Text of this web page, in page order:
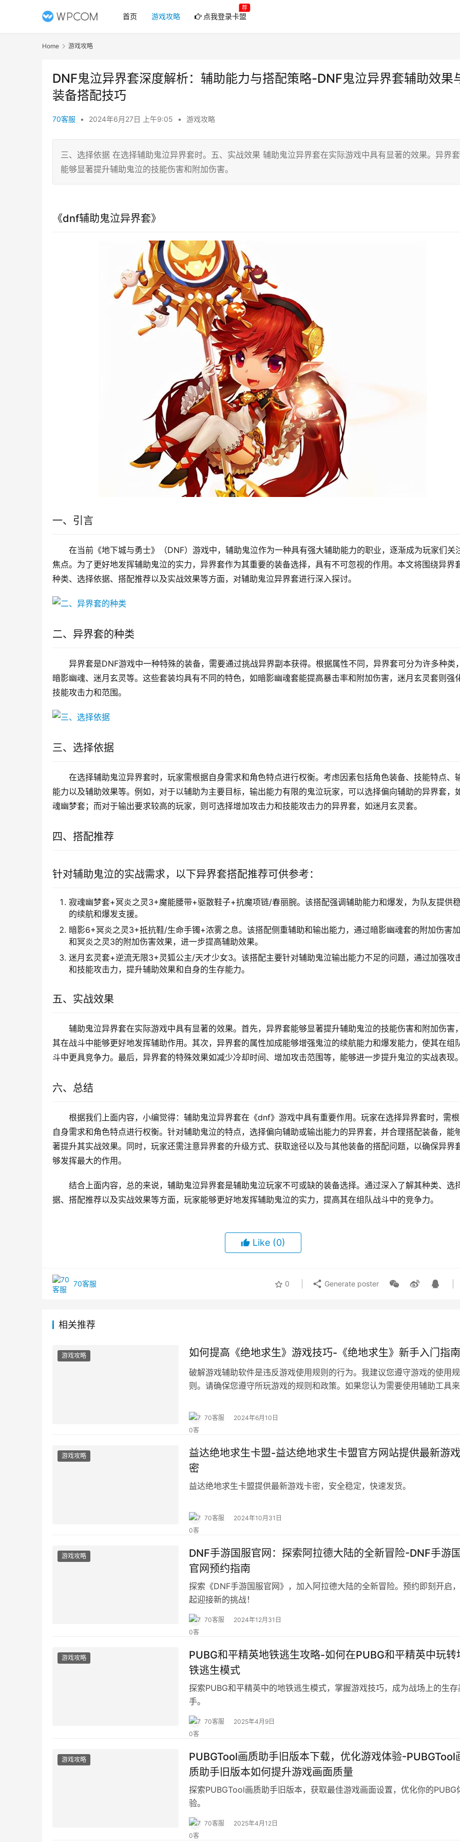
首页 游戏攻略 点我登录卡盟
荐
Home 游戏攻略
DNF鬼泣异界套深度解析：辅助能力与搭配策略-DNF鬼泣异界套辅助效果
装备搭配技巧
70客服 • 2024年6月27日 上午9:05 • 游戏攻略
三、选择依据 在选择辅助鬼泣异界套时。五、实战效果 辅助鬼泣异界套在实际游戏中具有显著的效果。异界套
能够显著提升辅助鬼泣的技能伤害和附加伤害。
《dnf辅助鬼泣异界套》
一、引言
在当前《地下城与勇士》（DNF）游戏中，辅助鬼泣作为一种具有强大辅助能力的职业，逐渐成为玩家们关
焦点。为了更好地发挥辅助鬼泣的实力，异界套作为其重要的装备选择，具有不可忽视的作用。本文将围绕异界
种类、选择依据、搭配推荐以及实战效果等方面，对辅助鬼泣异界套进行深入探讨。
二、异界套的种类
异界套是DNF游戏中一种特殊的装备，需要通过挑战异界副本获得。根据属性不同，异界套可分为许多种类
暗影幽魂、迷月玄灵等。这些套装均具有不同的特色，如暗影幽魂套能提高暴击率和附加伤害，迷月玄灵套则强
技能攻击力和范围。
三、选择依据
在选择辅助鬼泣异界套时，玩家需根据自身需求和角色特点进行权衡。考虑因素包括角色装备、技能特点、
能力以及辅助效果等。例如，对于以辅助为主要目标，输出能力有限的鬼泣玩家，可以选择偏向辅助的异界套，
魂幽梦套；而对于输出要求较高的玩家，则可选择增加攻击力和技能攻击力的异界套，如迷月玄灵套。
四、搭配推荐
针对辅助鬼泣的实战需求，以下异界套搭配推荐可供参考：
寂魂幽梦套+冥炎之灵3+魔能腰带+驱散鞋子+抗魔项链/春丽腕。该搭配强调辅助能力和爆发，为队友提供
的续航和爆发支援。
暗影6+冥炎之灵3+抵抗鞋/生命手镯+浓雾之息。该搭配侧重辅助和输出能力，通过暗影幽魂套的附加伤害
和冥炎之灵3的附加伤害效果，进一步提高辅助效果。
迷月玄灵套+逆流无限3+灵狐公主/天才少女3。该搭配主要针对辅助鬼泣输出能力不足的问题，通过加强攻
和技能攻击力，提升辅助效果和自身的生存能力。
五、实战效果
辅助鬼泣异界套在实际游戏中具有显著的效果。首先，异界套能够显著提升辅助鬼泣的技能伤害和附加伤害
其在战斗中能够更好地发挥辅助作用。其次，异界套的属性加成能够增强鬼泣的续航能力和爆发能力，使其在组
斗中更具竞争力。最后，异界套的特殊效果如减少冷却时间、增加攻击范围等，能够进一步提升鬼泣的实战表现
六、总结
根据我们上面内容，小编觉得：辅助鬼泣异界套在《dnf》游戏中具有重要作用。玩家在选择异界套时，需
自身需求和角色特点进行权衡。针对辅助鬼泣的特点，选择偏向辅助或输出能力的异界套，并合理搭配装备，能
著提升其实战效果。同时，玩家还需注意异界套的升级方式、获取途径以及与其他装备的搭配问题，以确保异界
够发挥最大的作用。
结合上面内容，总的来说，辅助鬼泣异界套是辅助鬼泣玩家不可或缺的装备选择。通过深入了解其种类、选
据、搭配推荐以及实战效果等方面，玩家能够更好地发挥辅助鬼泣的实力，提高其在组队战斗中的竞争力。
Like (0)
70客服 0 Generate poster
相关推荐
游戏攻略 如何提高《绝地求生》游戏技巧-《绝地求生》新手入门指南
破解游戏辅助软件是违反游戏使用规则的行为。我建议您遵守游戏的使用规
则。请确保您遵守所玩游戏的规则和政策。如果您认为需要使用辅助工具
70客服 2024年6月10日
游戏攻略
益达绝地求生卡盟-益达绝地求生卡盟官方网站提供最新游
密
益达绝地求生卡盟提供最新游戏卡密，安全稳定，快速发货。
70客服 2024年10月31日
游戏攻略
DNF手游国服官网：探索阿拉德大陆的全新冒险-DNF手游
官网预约指南
探索《DNF手游国服官网》，加入阿拉德大陆的全新冒险。预约即刻开启
起迎接新的挑战！
70客服 2024年12月31日
游戏攻略
PUBG和平精英地铁逃生攻略-如何在PUBG和平精英中玩转
铁逃生模式
探索PUBG和平精英中的地铁逃生模式，掌握游戏技巧，成为战场上的生存
手。
70客服 2025年4月9日
游戏攻略
PUBGTool画质助手旧版本下载，优化游戏体验-PUBGTool
质助手旧版本如何提升游戏画面质量
探索PUBGTool画质助手旧版本，获取最佳游戏画面设置，优化你的PUBG
验。
70客服 2025年4月12日